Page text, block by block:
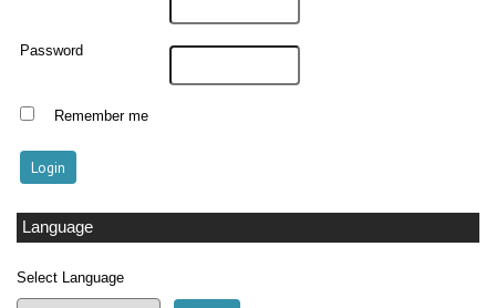
Password
Remember me
Language
Select Language